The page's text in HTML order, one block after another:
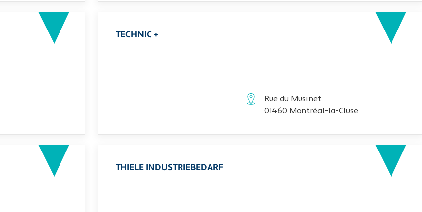
TECHNIC +
Rue du Musinet
01460 Montréal-la-Cluse
THIELE INDUSTRIEBEDARF